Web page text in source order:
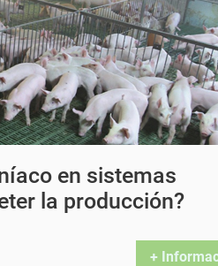
en sistemas
la producción?
+